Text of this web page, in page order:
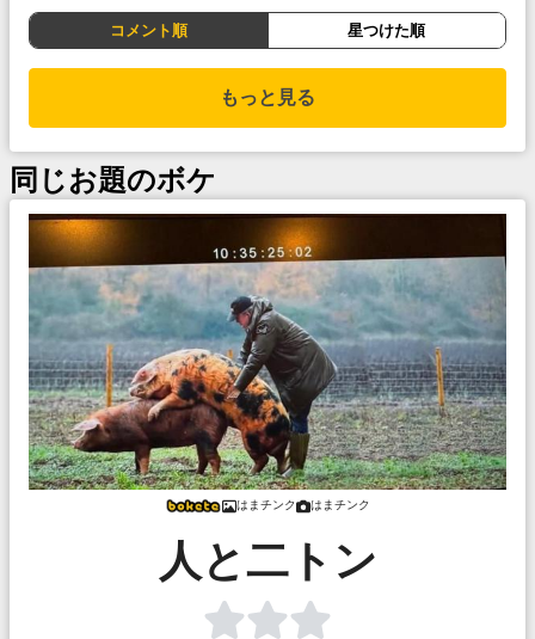
コメント順 星つけた順
もっと見る
同じお題のボケ
はまチンク はまチンク
人と二トン